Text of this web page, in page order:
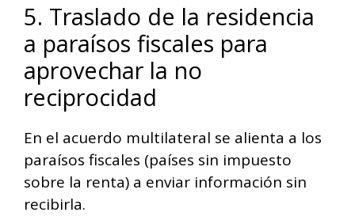
5. Traslado de la residencia
a paraísos fiscales para
aprovechar la no
reciprocidad
En el acuerdo multilateral se alienta a los
paraísos fiscales (países sin impuesto
sobre la renta) a enviar información sin
recibirla.